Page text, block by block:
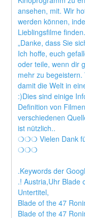
ansehen, mit. Wir
werden können,
Lieblingsfilme
„Danke, dass Sie
Ich hoffe, euch
oder teile, wenn dir
mehr zu
damit die Welt in
:)Dies sind einige
Definition von
verschiedenen
ist nützlich..
❍❍❍ Vielen Dank
❍❍❍
.Keywords der
.! Austria,Uhr Blade
Untertitel,
Blade of the 47
Blade of the 47